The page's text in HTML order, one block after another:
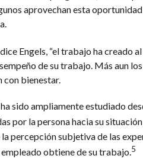
aprovechan esta
Engels, “el trabajo ha creado
de su trabajo. Más aun
con bienestar.
sido ampliamente estudiado
por la persona hacia su
percepción subjetiva de las
obtiene de su trabajo.5